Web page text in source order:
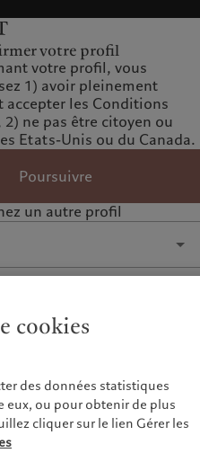
votre profil
votre profil, vous
1) avoir pleinement
accepter les Conditions
2) ne pas être citoyen ou
Etats-Unis ou du Canada.
Poursuivre
un autre profil
cookies
des données statistiques
eux, ou pour obtenir de plus
cliquer sur le lien Gérer les